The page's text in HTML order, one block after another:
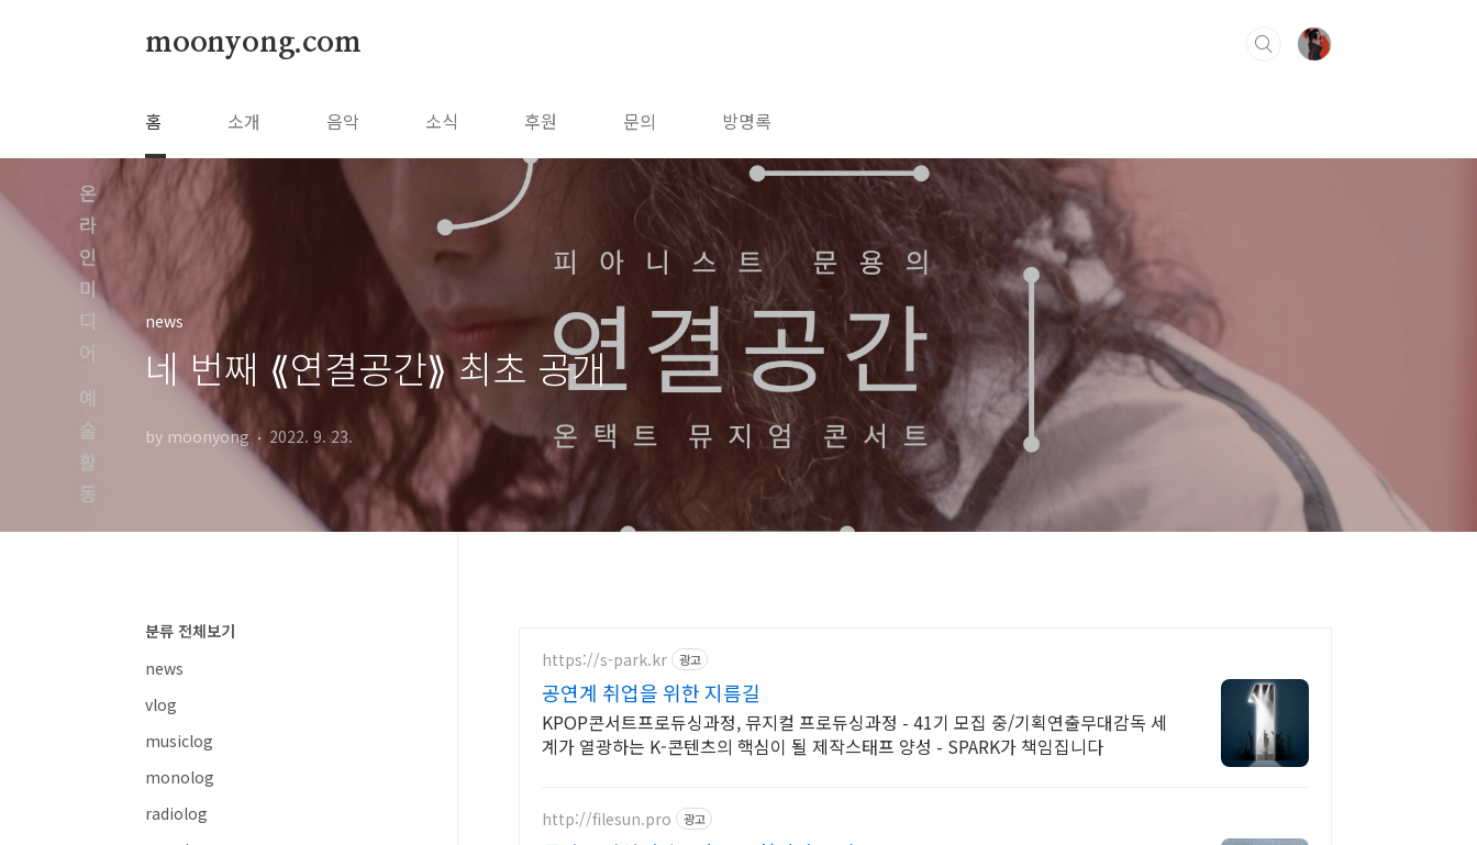
moonyong.com
홈 소개 음악 소식 후원 문의 방명록
news
네 번째 ⟪연결공간⟫ 최초 공개
by moonyong 2022. 9. 23.
https://s-park.kr 광고
공연계 취업을 위한 지름길
KPOP콘서트프로듀싱과정, 뮤지컬 프로듀싱과정 - 41기 모집 중/기획연출무대감독 세
계가 열광하는 K-콘텐츠의 핵심이 될 제작스태프 양성 - SPARK가 책임집니다
http://filesun.pro 광고
분류 전체보기
news
vlog
musiclog
monolog
radiolog